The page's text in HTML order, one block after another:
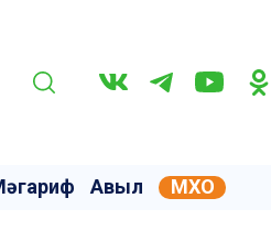
Авыл МХО